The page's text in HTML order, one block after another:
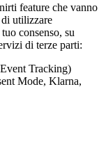
feature che vanno
utilizzare
consenso, su
di terze parti:
Tracking)
Mode, Klarna,